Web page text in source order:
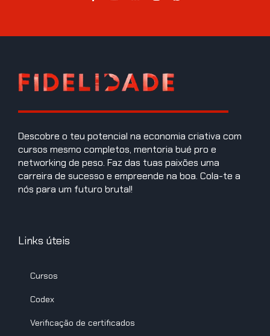
Descobre o teu potencial na economia criativa com
cursos mesmo completos, mentoria bué pro e
networking de peso. Faz das tuas paixões uma
carreira de sucesso e empreende na boa. Cola-te a
nós para um futuro brutal!
Links úteis
Cursos
Codex
Verificação de certificados